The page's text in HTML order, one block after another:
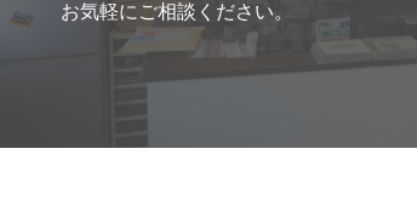
お気軽にご相談ください。